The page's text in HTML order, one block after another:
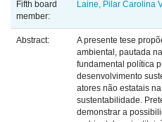
Fifth board
member:
Laine, Pilar Carolina
Abstract:
A presente tese
ambiental, pautada
fundamental política
desenvolvimento
atores não estatais
sustentabilidade.
demonstrar a